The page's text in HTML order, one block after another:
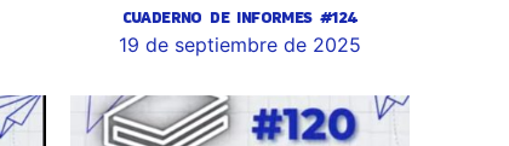
CUADERNO DE INFORMES #124
19 de septiembre de 2025